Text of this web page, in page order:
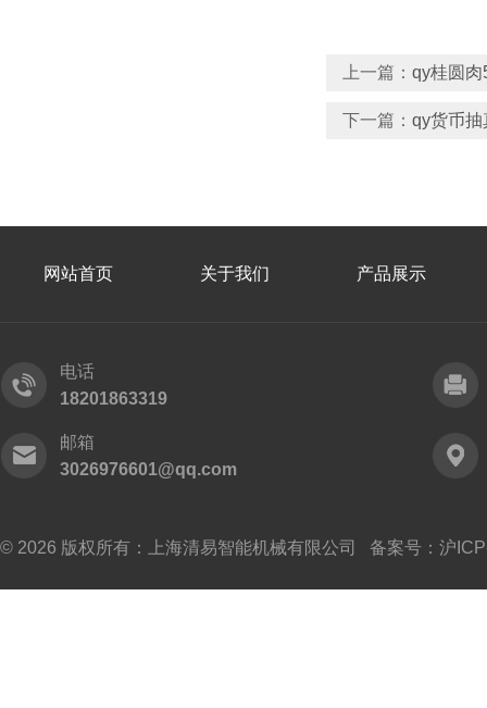
上一篇： qy桂圆肉
下一篇： qy货币抽
网站首页 关于我们 产品展示
电话
18201863319
邮箱
3026976601@qq.com
© 2026 版权所有：上海清易智能机械有限公司 备案号： 沪